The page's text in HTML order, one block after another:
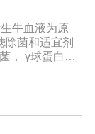
牛血液为原
除菌和适宜剂
， γ球蛋白含
、扩增及单
准：符合
民共和国兽药
瓶保